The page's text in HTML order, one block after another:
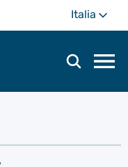
Italia
di